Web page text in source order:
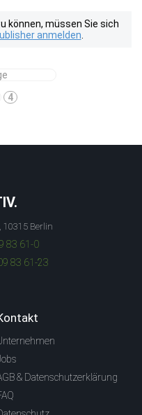
können, müssen Sie sich
anmelden
4
10315 Berlin
83 61-0
83 61-23
& Datenschutzerklärung